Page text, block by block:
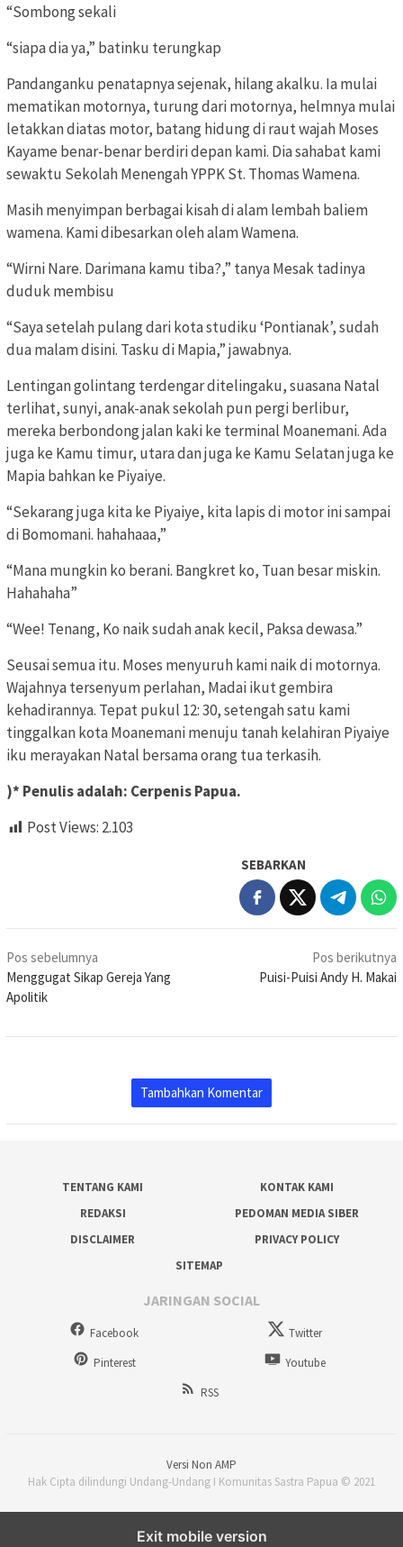
“Sombong sekali
“siapa dia ya,” batinku terungkap
Pandanganku penatapnya sejenak, hilang akalku. Ia mulai
mematikan motornya, turung dari motornya, helmnya mulai
letakkan diatas motor, batang hidung di raut wajah Moses
Kayame benar-benar berdiri depan kami. Dia sahabat kami
sewaktu Sekolah Menengah YPPK St. Thomas Wamena.
Masih menyimpan berbagai kisah di alam lembah baliem
wamena. Kami dibesarkan oleh alam Wamena.
“Wirni Nare. Darimana kamu tiba?,” tanya Mesak tadinya
duduk membisu
“Saya setelah pulang dari kota studiku ‘Pontianak’, sudah
dua malam disini. Tasku di Mapia,” jawabnya.
Lentingan golintang terdengar ditelingaku, suasana Natal
terlihat, sunyi, anak-anak sekolah pun pergi berlibur,
mereka berbondong jalan kaki ke terminal Moanemani. Ada
juga ke Kamu timur, utara dan juga ke Kamu Selatan juga ke
Mapia bahkan ke Piyaiye.
“Sekarang juga kita ke Piyaiye, kita lapis di motor ini sampai
di Bomomani. hahahaaa,”
“Mana mungkin ko berani. Bangkret ko, Tuan besar miskin.
Hahahaha”
“Wee! Tenang, Ko naik sudah anak kecil, Paksa dewasa.”
Seusai semua itu. Moses menyuruh kami naik di motornya.
Wajahnya tersenyum perlahan, Madai ikut gembira
kehadirannya. Tepat pukul 12: 30, setengah satu kami
tinggalkan kota Moanemani menuju tanah kelahiran Piyaiye
iku merayakan Natal bersama orang tua terkasih.
)* Penulis adalah: Cerpenis Papua.
Post Views: 2.103
SEBARKAN
Navigasi
pos
Pos sebelumnya
Menggugat Sikap Gereja Yang
Apolitik
Pos berikutnya
Puisi-Puisi Andy H. Makai
Tambahkan Komentar
TENTANG KAMI
KONTAK KAMI
REDAKSI
PEDOMAN MEDIA SIBER
DISCLAIMER
PRIVACY POLICY
SITEMAP
JARINGAN SOCIAL
Facebook
Twitter
Pinterest
Youtube
RSS
Versi Non AMP
Hak Cipta dilindungi Undang-Undang I Komunitas Sastra Papua © 2021
Exit mobile version